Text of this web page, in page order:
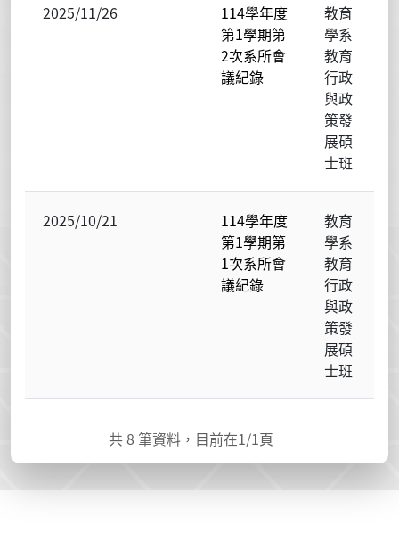
2025/11/26
114學年度
第1學期第
2次系所會
議紀錄
教育
學系
教育
行政
與政
策發
展碩
士班
2025/10/21
114學年度
第1學期第
1次系所會
議紀錄
教育
學系
教育
行政
與政
策發
展碩
士班
共8 筆資料，目前在1/1頁